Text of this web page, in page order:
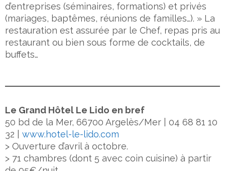
d’entreprises (séminaires, formations) et privés
(mariages, baptêmes, réunions de familles…). » La
restauration est assurée par le Chef, repas pris au
restaurant ou bien sous forme de cocktails, de
buffets…
Le Grand Hôtel Le Lido en bref
50 bd de la Mer, 66700 Argelès/Mer | 04 68 81 10
32 | www.hotel-le-lido.com
> Ouverture d’avril à octobre.
> 71 chambres (dont 5 avec coin cuisine) à partir